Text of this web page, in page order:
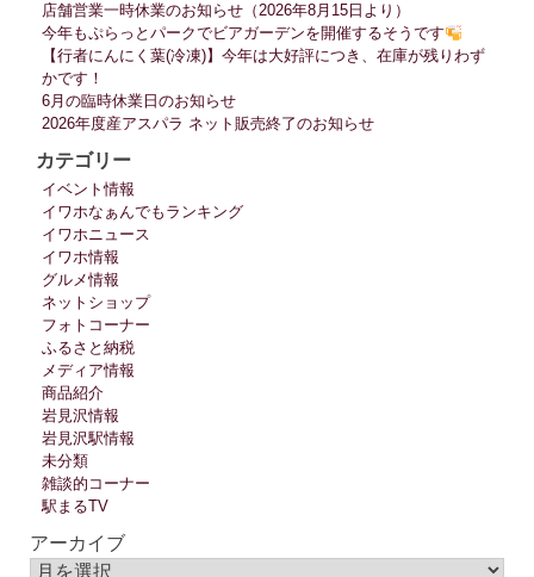
店舗営業一時休業のお知らせ（2026年8月15日より）
今年もぷらっとパークでビアガーデンを開催するそうです
【行者にんにく葉(冷凍)】今年は大好評につき、在庫が残りわず
かです！
6月の臨時休業日のお知らせ
2026年度産アスパラ ネット販売終了のお知らせ
カテゴリー
イベント情報
イワホなぁんでもランキング
イワホニュース
イワホ情報
グルメ情報
ネットショップ
フォトコーナー
ふるさと納税
メディア情報
商品紹介
岩見沢情報
岩見沢駅情報
未分類
雑談的コーナー
駅まるTV
アーカイブ